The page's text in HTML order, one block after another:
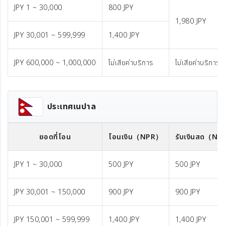
JPY 1 ~ 30,000
800 JPY
1,980 JPY
JPY 30,001 ~ 599,999
1,400 JPY
JPY 600,000 ~ 1,000,000 ไม่เสียค่าบริการ ไม่เสียค่าบริการ
ประเทศเนปาล
ยอดที่โอน โอนเงิน （NPR） รับเงินสด （
JPY 1 ~ 30,000 500 JPY 500 JPY
JPY 30,001 ~ 150,000 900 JPY 900 JPY
JPY 150,001 ~ 599,999 1,400 JPY 1,400 JPY